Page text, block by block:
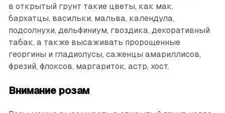
в открытый грунт такие цветы, как мак,
бархатцы, васильки, мальва, календула,
подсолнухи, дельфиниум, гвоздика, декоративный
табак, а также высаживать пророщенные
георгины и гладиолусы, саженцы амариллисов,
фрезий, флоксов, маргариток, астр, хост.
Внимание розам